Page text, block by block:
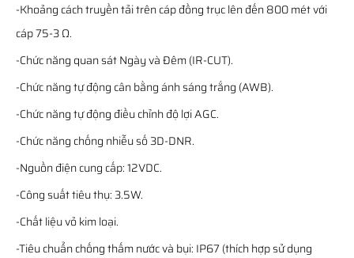
-Khoảng cách truyền tải trên cáp đồng trục lên đến 800 mét với
cáp 75-3 Ω.
-Chức năng quan sát Ngày và Đêm (IR-CUT).
-Chức năng tự động cân bằng ánh sáng trắng (AWB).
-Chức năng tự động điều chỉnh độ lợi AGC.
-Chức năng chống nhiễu số 3D-DNR.
-Nguồn điện cung cấp: 12VDC.
-Công suất tiêu thụ: 3.5W.
-Chất liệu vỏ kim loại.
-Tiêu chuẩn chống thấm nước và bụi: IP67 (thích hợp sử dụng